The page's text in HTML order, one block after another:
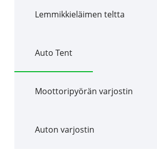
Lemmikkieläimen teltta
Auto Tent
Moottoripyörän varjostin
Auton varjostin